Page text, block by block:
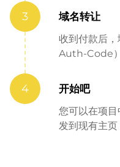
3 域名转让
收到付款后
Auth-Code）
4 开始吧
您可以在项
发到现有主页